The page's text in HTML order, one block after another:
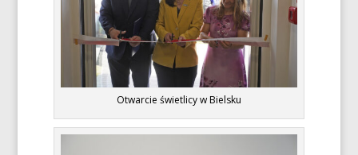
Otwarcie świetlicy w Bielsku